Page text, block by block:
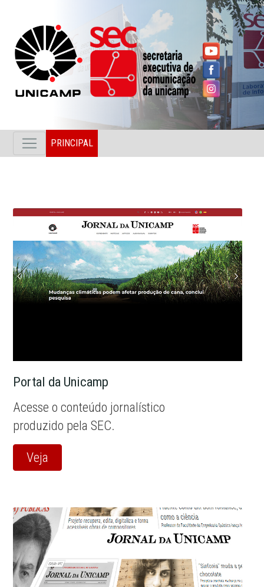
PRINCIPAL
Portal da Unicamp
Acesse o conteúdo jornalístico
produzido pela SEC.
Veja